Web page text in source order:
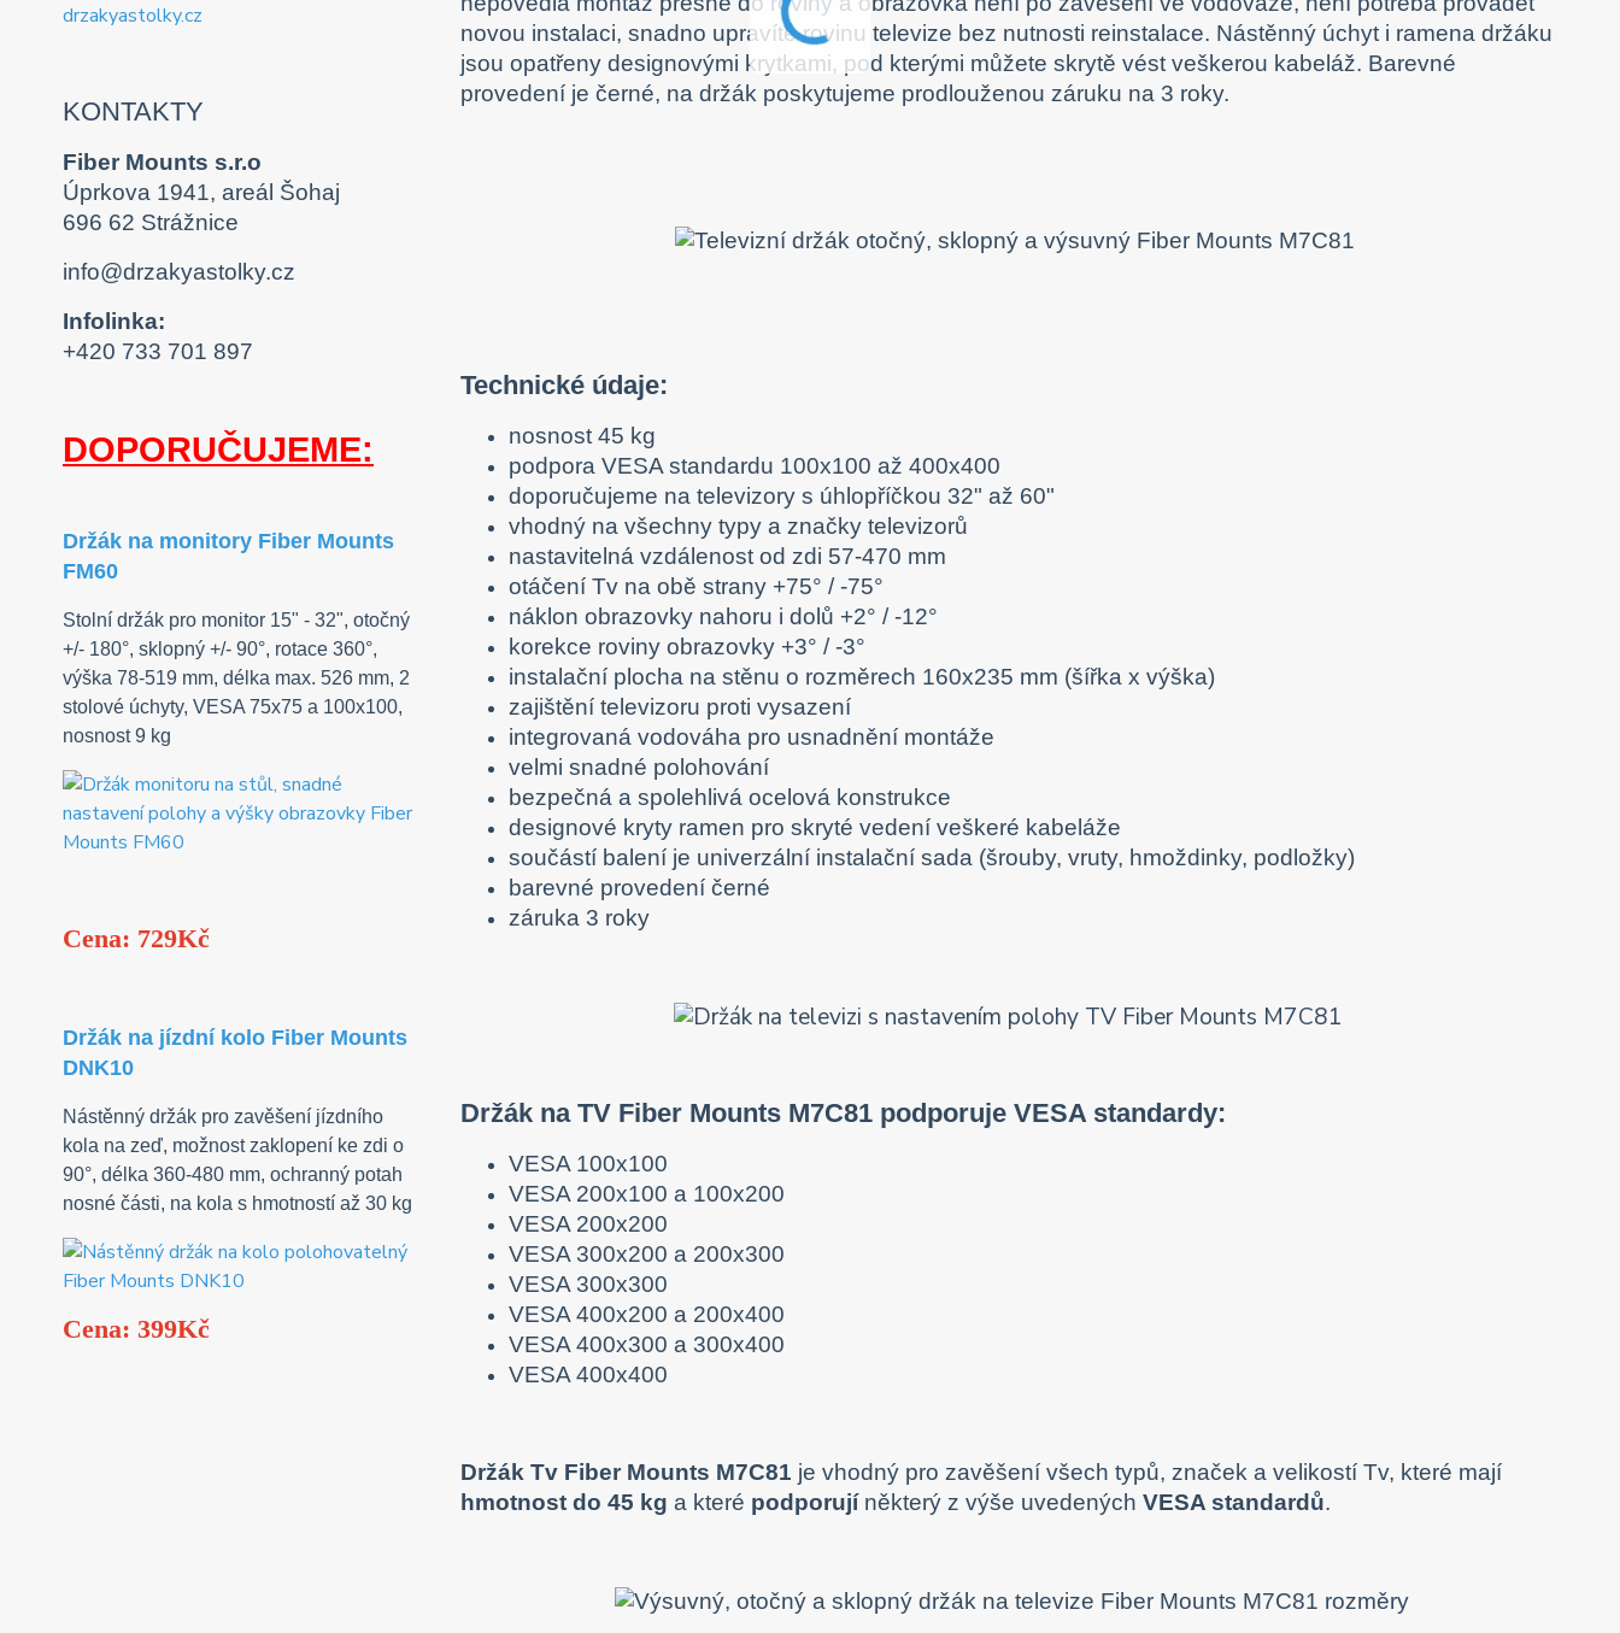
KONTAKTY
Fiber Mounts s.r.o
Úprkova 1941, areál Šohaj
696 62 Strážnice
info@drzakyastolky.cz
Infolinka:
+420 733 701 897
DOPORUČUJEME:
Držák na monitory Fiber Mounts
FM60
Stolní držák pro monitor 15" - 32", otočný
+/- 180°, sklopný +/- 90°, rotace 360°,
výška 78-519 mm, délka max. 526 mm, 2
stolové úchyty, VESA 75x75 a 100x100,
nosnost 9 kg
Cena: 729Kč
Držák na jízdní kolo Fiber Mounts
DNK10
Nástěnný držák pro zavěšení jízdního
kola na zeď, možnost zaklopení ke zdi o
90°, délka 360-480 mm, ochranný potah
nosné části, na kola s hmotností až 30 kg
Cena: 399Kč
novou instalaci, snadno upravíte rovinu televize bez nutnosti reinstalace. Nástěnný úchyt i ramena držáku
jsou opatřeny designovými krytkami, pod kterými můžete skrytě vést veškerou kabeláž. Barevné
provedení je černé, na držák poskytujeme prodlouženou záruku na 3 roky.
Technické údaje:
nosnost 45 kg
podpora VESA standardu 100x100 až 400x400
doporučujeme na televizory s úhlopříčkou 32" až 60"
vhodný na všechny typy a značky televizorů
nastavitelná vzdálenost od zdi 57-470 mm
otáčení Tv na obě strany +75° / -75°
náklon obrazovky nahoru i dolů +2° / -12°
korekce roviny obrazovky +3° / -3°
instalační plocha na stěnu o rozměrech 160x235 mm (šířka x výška)
zajištění televizoru proti vysazení
integrovaná vodováha pro usnadnění montáže
velmi snadné polohování
bezpečná a spolehlivá ocelová konstrukce
designové kryty ramen pro skryté vedení veškeré kabeláže
součástí balení je univerzální instalační sada (šrouby, vruty, hmoždinky, podložky)
barevné provedení černé
záruka 3 roky
Držák na TV Fiber Mounts M7C81 podporuje VESA standardy:
VESA 100x100
VESA 200x100 a 100x200
VESA 200x200
VESA 300x200 a 200x300
VESA 300x300
VESA 400x200 a 200x400
VESA 400x300 a 300x400
VESA 400x400
Držák Tv Fiber Mounts M7C81 je vhodný pro zavěšení všech typů, značek a velikostí Tv, které mají
hmotnost do 45 kg a které podporujíněkterý z výše uvedených VESA standardů.